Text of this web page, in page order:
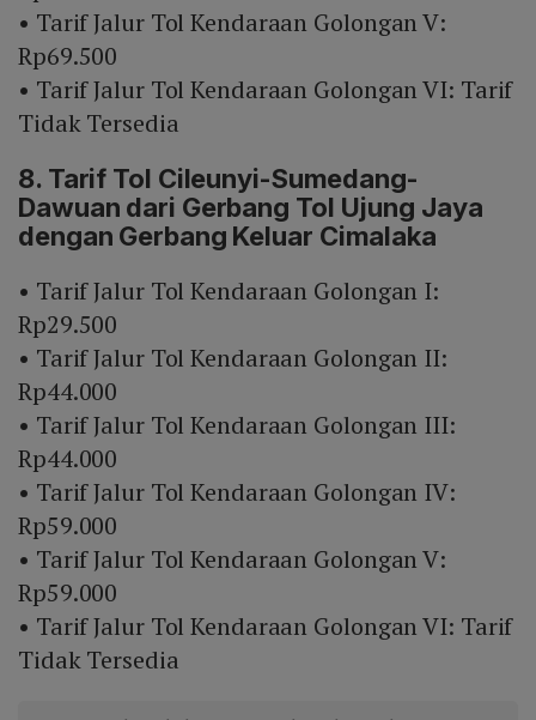
• Tarif Jalur Tol Kendaraan Golongan V:
Rp69.500
• Tarif Jalur Tol Kendaraan Golongan VI: Tarif
Tidak Tersedia
8. Tarif Tol Cileunyi-Sumedang-
Dawuan dari Gerbang Tol Ujung Jaya
dengan Gerbang Keluar Cimalaka
• Tarif Jalur Tol Kendaraan Golongan I:
Rp29.500
• Tarif Jalur Tol Kendaraan Golongan II:
Rp44.000
• Tarif Jalur Tol Kendaraan Golongan III:
Rp44.000
• Tarif Jalur Tol Kendaraan Golongan IV:
Rp59.000
• Tarif Jalur Tol Kendaraan Golongan V:
Rp59.000
• Tarif Jalur Tol Kendaraan Golongan VI: Tarif
Tidak Tersedia